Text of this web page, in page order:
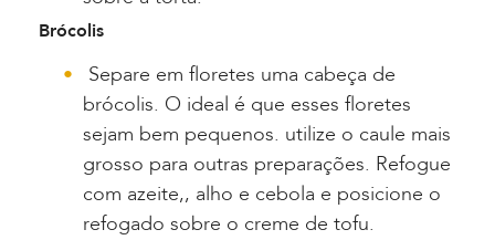
Brócolis
Separe em floretes uma cabeça de
brócolis. O ideal é que esses floretes
sejam bem pequenos. utilize o caule mais
grosso para outras preparações. Refogue
com azeite,, alho e cebola e posicione o
refogado sobre o creme de tofu.